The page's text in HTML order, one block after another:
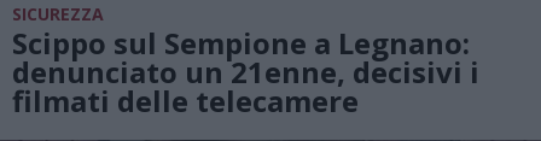
SICUREZZA
Scippo sul Sempione a Legnano:
denunciato un 21enne, decisivi i
filmati delle telecamere